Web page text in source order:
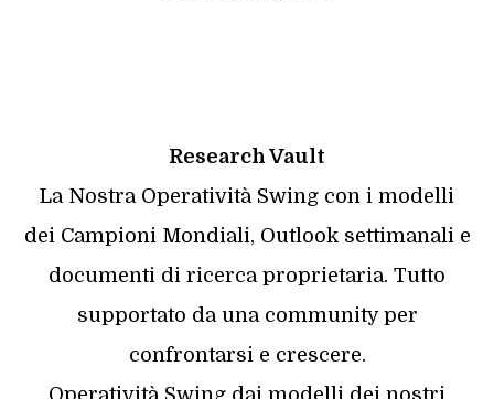
Research Vault
La Nostra Operatività Swing con i modelli
dei Campioni Mondiali, Outlook settimanali e
documenti di ricerca proprietaria. Tutto
supportato da una community per
confrontarsi e crescere.
Operatività Swing dai modelli dei nostri